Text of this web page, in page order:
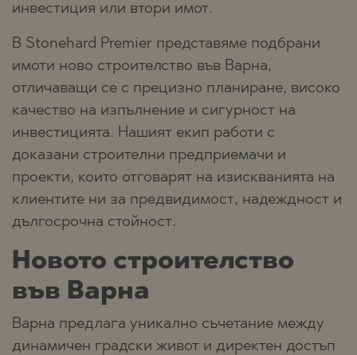
инвестиция или втори имот.
В Stonehard Premier представяме подбрани
имоти ново строителство във Варна,
отличаващи се с прецизно планиране, високо
качество на изпълнение и сигурност на
инвестицията. Нашият екип работи с
доказани строителни предприемачи и
проекти, които отговарят на изискванията на
клиентите ни за предвидимост, надеждност и
дългосрочна стойност.
Новото строителство
във Варна
Варна предлага уникално съчетание между
динамичен градски живот и директен достъп